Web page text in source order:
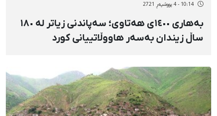
10:14 - 4 پووشپەڕ 2721
بەهاری ١٤٠٠ی هەتاوی؛ سەپاندنی زیاتر لە ١٨٠
ساڵ زیندان بەسەر هاووڵاتییانی کورد